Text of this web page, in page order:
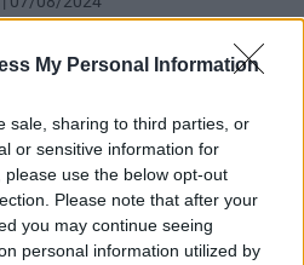
My Personal Information
sale, sharing to third parties, or
or sensitive information for
use the below opt-out
Please note that after your
you may continue seeing
personal information utilized by
Αγωγής
του Δημοτικού
| 08/04/2023